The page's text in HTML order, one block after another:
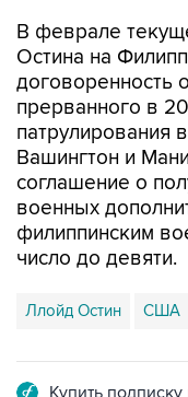
В феврале
Остина на
договоренность
прерванного в
патрулирования
Вашингтон и
соглашение о
военных
филиппинским
число до девяти.
Ллойд Остин США
Купить